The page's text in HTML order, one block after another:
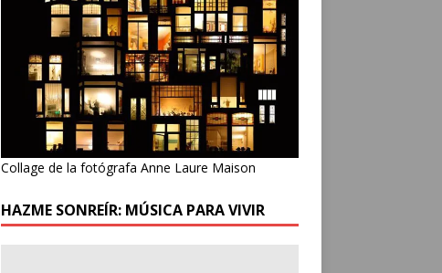
Collage de la fotógrafa Anne Laure Maison
HAZME SONREÍR: MÚSICA PARA VIVIR